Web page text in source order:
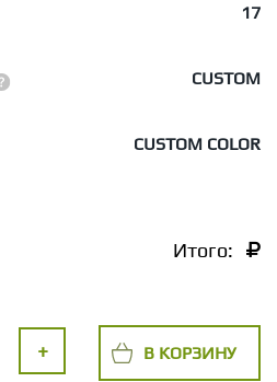
17
CUSTOM
CUSTOM COLOR
Итого:
+ В КОРЗИНУ